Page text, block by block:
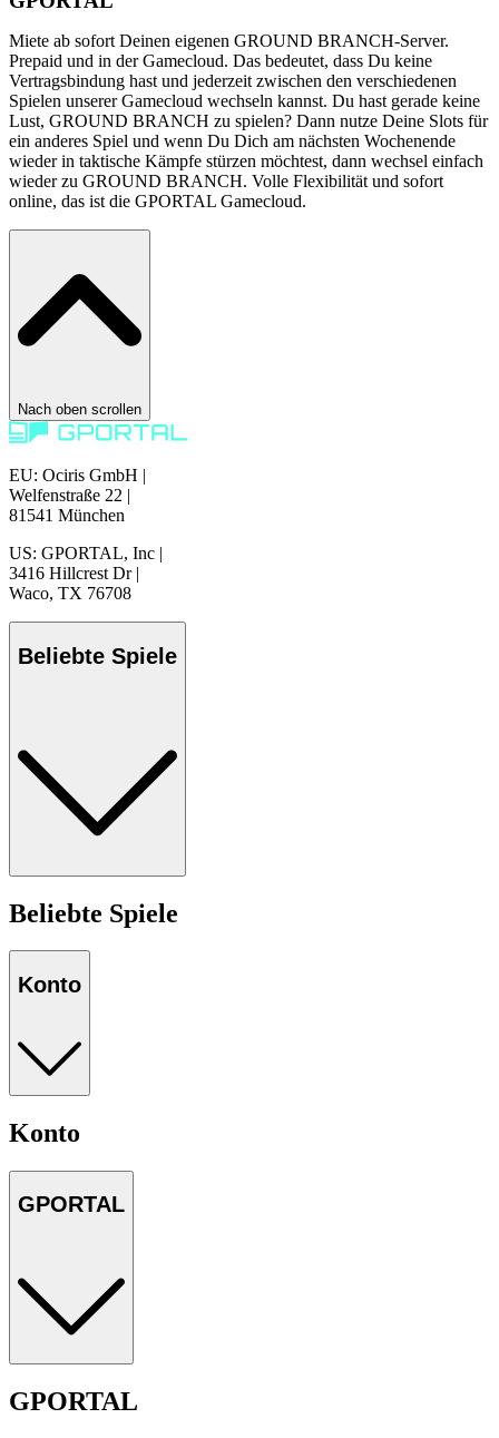
Miete ab sofort Deinen eigenen GROUND BRANCH-Server.
Prepaid und in der Gamecloud. Das bedeutet, dass Du keine
Vertragsbindung hast und jederzeit zwischen den verschiedenen
Spielen unserer Gamecloud wechseln kannst. Du hast gerade keine
Lust, GROUND BRANCH zu spielen? Dann nutze Deine Slots für
ein anderes Spiel und wenn Du Dich am nächsten Wochenende
wieder in taktische Kämpfe stürzen möchtest, dann wechsel einfach
wieder zu GROUND BRANCH. Volle Flexibilität und sofort
online, das ist die GPORTAL Gamecloud.
Nach oben scrollen
EU: Ociris GmbH |
Welfenstraße 22 |
81541 München
US: GPORTAL, Inc |
3416 Hillcrest Dr |
Waco, TX 76708
Beliebte Spiele
Beliebte Spiele
Konto
Konto
GPORTAL
GPORTAL